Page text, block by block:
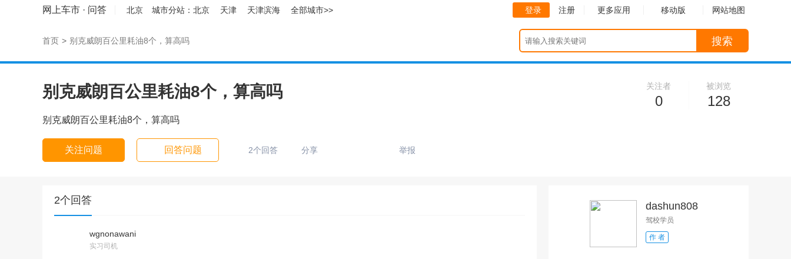
网上车市 · 问答 北京 城市分站： 北京 天津 天津滨海 全部城市>> 登录 注册 更多应用 移动版 网站地图
首页 > 别克威朗百公里耗油8个，算高吗 搜索
别克威朗百公里耗油8个，算高吗
别克威朗百公里耗油8个，算高吗
关注问题 回答问题 2个回答 分享 举报
被浏览
128
关注者
0
2个回答
wgnonawani
实习司机
dashun808
驾校学员
作 者